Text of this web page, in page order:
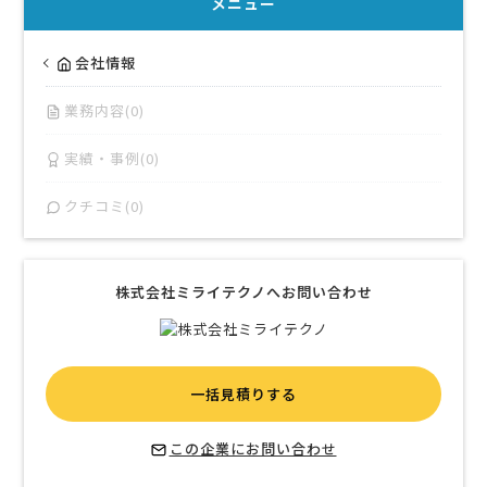
会社情報
業務内容(0)
実績・事例(0)
クチコミ(0)
株式会社ミライテクノへお問い合わせ
一括見積りする
この企業にお問い合わせ